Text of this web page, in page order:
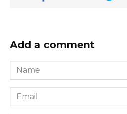
Add a comment
Name
*
Email
*